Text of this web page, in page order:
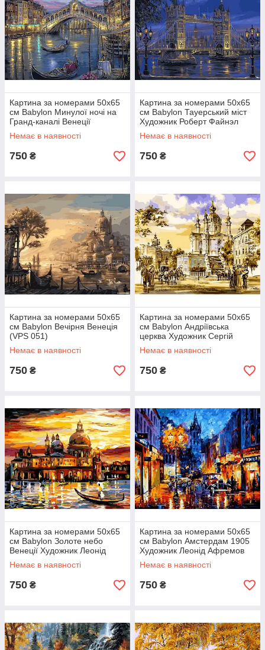
Картина за номерами 50х65
см Babylon Минулої ночі на
Гранд-каналі Венеції
Художник Роберт Файнэл
(VPS 041)
Немає в наявності
750 ₴
Картина за номерами 50х65
см Babylon Тауерський міст
Художник Роберт Файнэл
(VPS 049)
Немає в наявності
750 ₴
Картина за номерами 50х65
см Babylon Вечірня Венеція
(VPS 051)
Немає в наявності
750 ₴
Картина за номерами 50х65
см Babylon Андріївська
церква Художник Сергій
Брандт (VPS 051new)
Немає в наявності
750 ₴
Картина за номерами 50х65
см Babylon Золоте небо
Венеції Художник Леонід
Афремов (VPS 073)
Немає в наявності
750 ₴
Картина за номерами 50х65
см Babylon Амстердам 1905
Художник Леонід Афремов
(VPS 075)
Немає в наявності
750 ₴